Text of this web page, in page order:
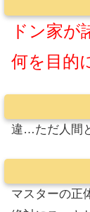
ドン家が
何を目的
違…ただ人間
マスターの正